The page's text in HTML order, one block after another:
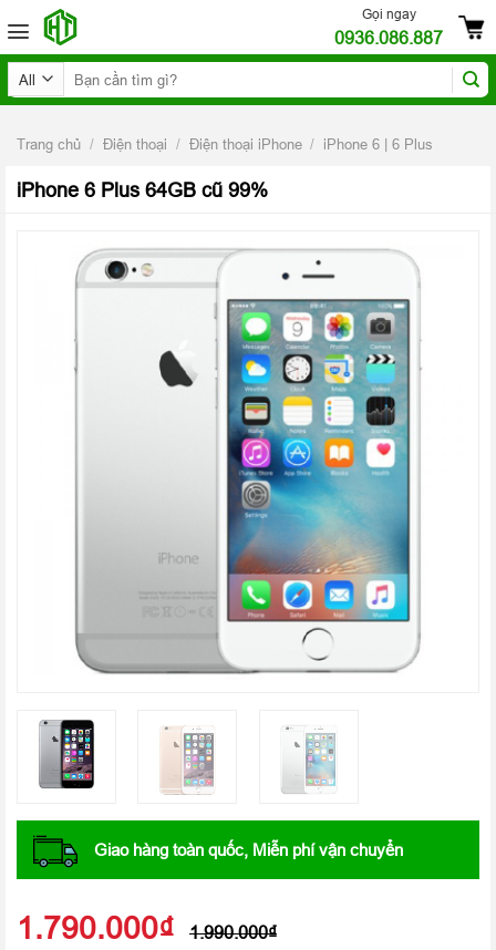
to
content
Gọi ngay
0936.086.887
Tìm
kiếm:
Trang chủ / Điện thoại / Điện thoại iPhone / iPhone 6 | 6 Plus
iPhone 6 Plus 64GB cũ 99%
Giao hàng toàn quốc, Miễn phí vận chuyển
1.790.000₫ 1.990.000₫